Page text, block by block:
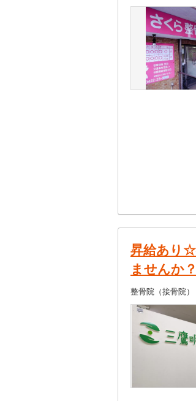
昇給あり
ませんか？
整骨院（接骨院）